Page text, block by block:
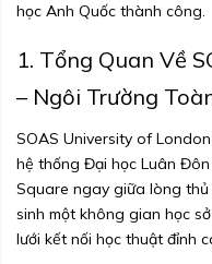
học Anh Quốc thành công.
1. Tổng Quan Về
– Ngôi Trường
SOAS University of
hệ thống Đại học Luân
Square ngay giữa lòng
sinh một không gian học
lưới kết nối học thuật đỉnh